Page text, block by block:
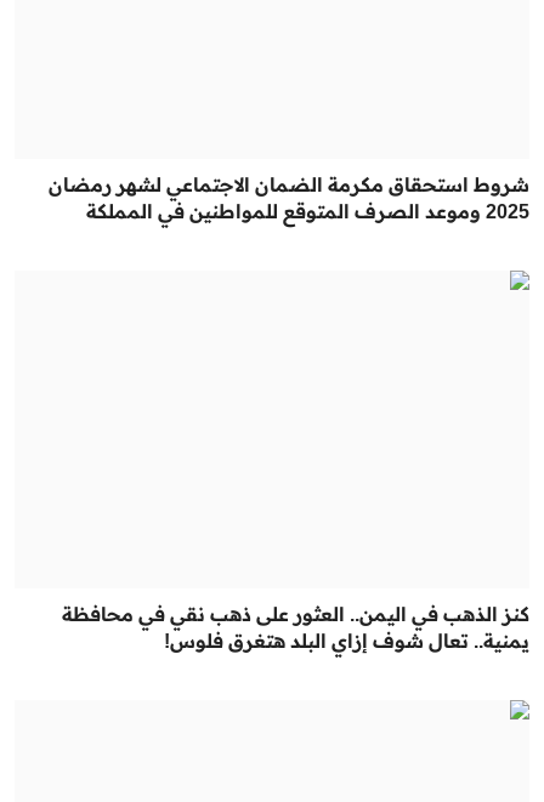
شروط استحقاق مكرمة الضمان الاجتماعي لشهر رمضان
2025 وموعد الصرف المتوقع للمواطنين في المملكة
كنز الذهب في اليمن.. العثور على ذهب نقي في محافظة
يمنية.. تعال شوف إزاي البلد هتغرق فلوس!